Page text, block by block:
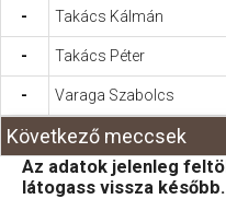
- Takács Kálmán
- Takács Péter
- Varaga Szabolcs
Következő meccsek
Az adatok jelenleg
látogass vissza később.